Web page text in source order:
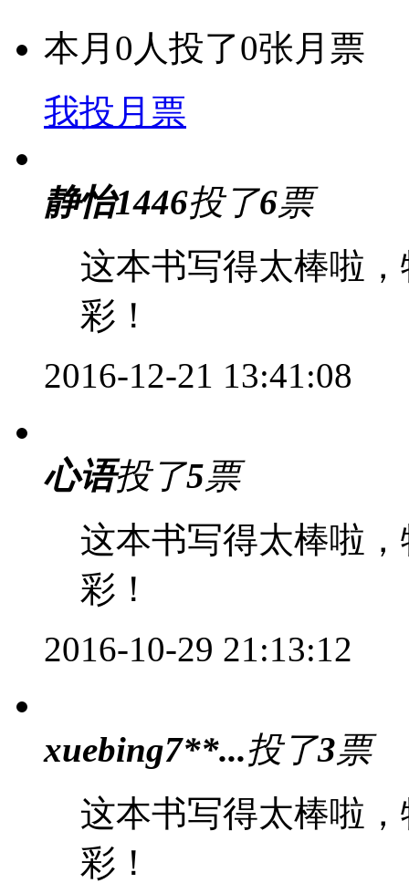
本月 0 人投了0张月票
我投月票
静怡1446投了6票
这本书写得太棒啦
彩！
2016-12-21 13:41:08
心语投了5票
这本书写得太棒啦
彩！
2016-10-29 21:13:12
xuebing7**...投了3票
这本书写得太棒啦
彩！